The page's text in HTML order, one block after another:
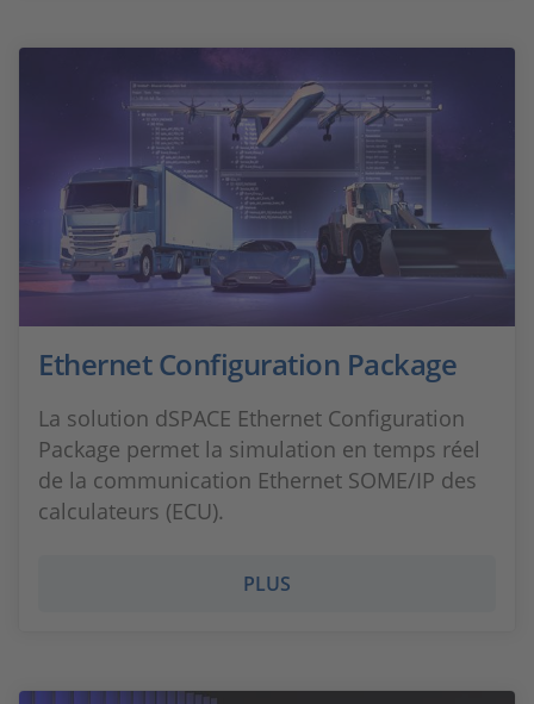
Ethernet Configuration Package
La solution dSPACE Ethernet Configuration
Package permet la simulation en temps réel
de la communication Ethernet SOME/IP des
calculateurs (ECU).
PLUS